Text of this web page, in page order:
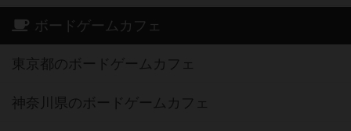
ボードゲームカフェ
東京都のボードゲームカフェ
神奈川県のボードゲームカフェ